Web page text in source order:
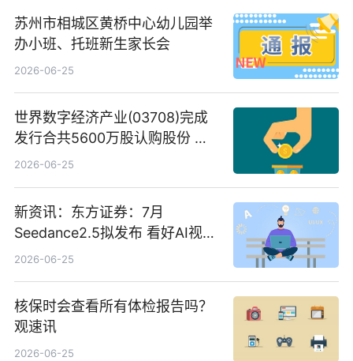
苏州市相城区黄桥中心幼儿园举
办小班、托班新生家长会
2026-06-25
世界数字经济产业(03708)完成
发行合共5600万股认购股份 净
筹约1007万港元 独家焦点
2026-06-25
新资讯：东方证券：7月
Seedance2.5拟发布 看好AI视频
创作工作流进一步提效
2026-06-25
核保时会查看所有体检报告吗？
观速讯
2026-06-25